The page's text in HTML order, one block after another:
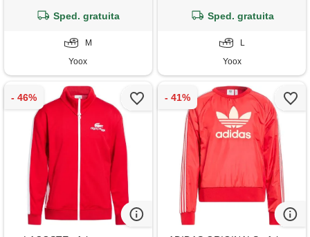
Sped. gratuita
M
Yoox
Sped. gratuita
L
Yoox